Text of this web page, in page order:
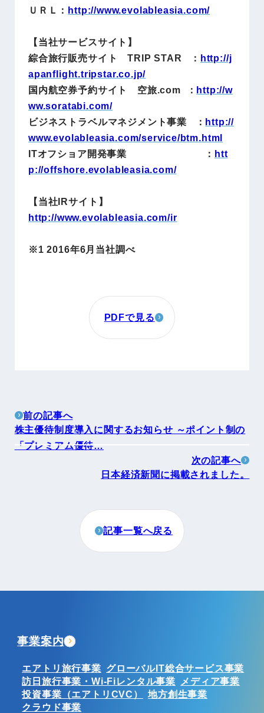
ＵＲＬ： http://www.evolableasia.com/
【当社サービスサイト】
綜合旅行販売サイト TRIP STAR ： http://j
apanflight.tripstar.co.jp/
国内航空券予約サイト 空旅.com ： http://w
ww.soratabi.com/
ビジネストラベルマネジメント事業 ： http://
www.evolableasia.com/service/btm.html
ITオフショア開発事業 ： htt
p://offshore.evolableasia.com/
【当社IRサイト】
http://www.evolableasia.com/ir
※1 2016年6月当社調べ
PDFで見る
前の記事へ
株主優待制度導入に関するお知らせ ～ポイント制の
「プレミアム優待…
次の記事へ
日本経済新聞に掲載されました。
記事一覧へ戻る
事業案内
エアトリ旅行事業 グローバルIT総合サービス事業
訪日旅行事業・Wi-Fiレンタル事業
メディア事業
投資事業（エアトリCVC）
地方創生事業
クラウド事業